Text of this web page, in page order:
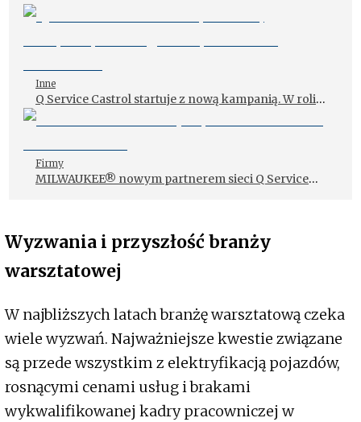
Inne
Q Service Castrol startuje z nową kampanią. W roli
głównej – Bartosz Ostałowski
Firmy
MILWAUKEE® nowym partnerem sieci Q Service
Wyzwania i przyszłość branży
warsztatowej
W najbliższych latach branżę warsztatową czeka
wiele wyzwań. Najważniejsze kwestie związane
są przede wszystkim z elektryfikacją pojazdów,
rosnącymi cenami usług i brakami
wykwalifikowanej kadry pracowniczej w